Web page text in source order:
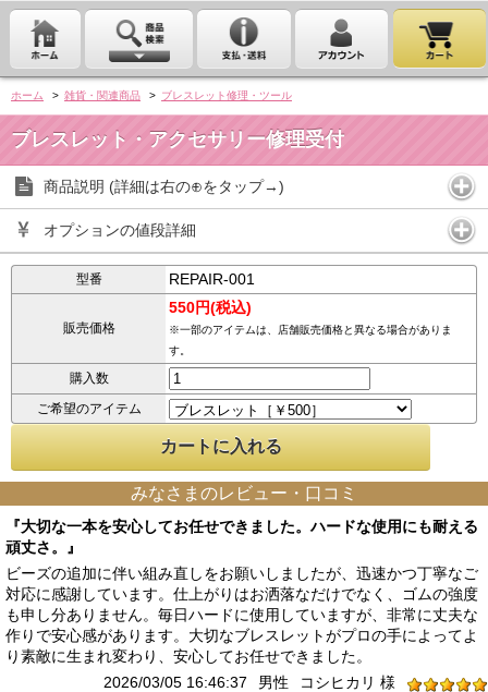
ホーム > 雑貨・関連商品 > ブレスレット修理・ツール
ブレスレット・アクセサリー修理受付
商品説明 (詳細は右の⊕をタップ→)
オプションの値段詳細
型番 REPAIR-001
販売価格
550円(税込)
※一部のアイテムは、店舗販売価格と異なる場合がありま
す。
購入数
ご希望のアイテム
みなさまのレビュー・口コミ
『大切な一本を安心してお任せできました。ハードな使用にも耐える
頑丈さ。』
ビーズの追加に伴い組み直しをお願いしましたが、迅速かつ丁寧なご
対応に感謝しています。仕上がりはお洒落なだけでなく、ゴムの強度
も申し分ありません。毎日ハードに使用していますが、非常に丈夫な
作りで安心感があります。大切なブレスレットがプロの手によってよ
り素敵に生まれ変わり、安心してお任せできました。
コシヒカリ 様
男性
2026/03/05 16:46:37